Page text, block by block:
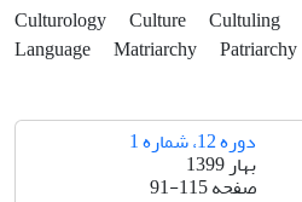
Culturology Culture Cultuling
Language
Matriarchy Patriarchy
دوره 12، شماره 1
بهار 1399
صفحه91-115